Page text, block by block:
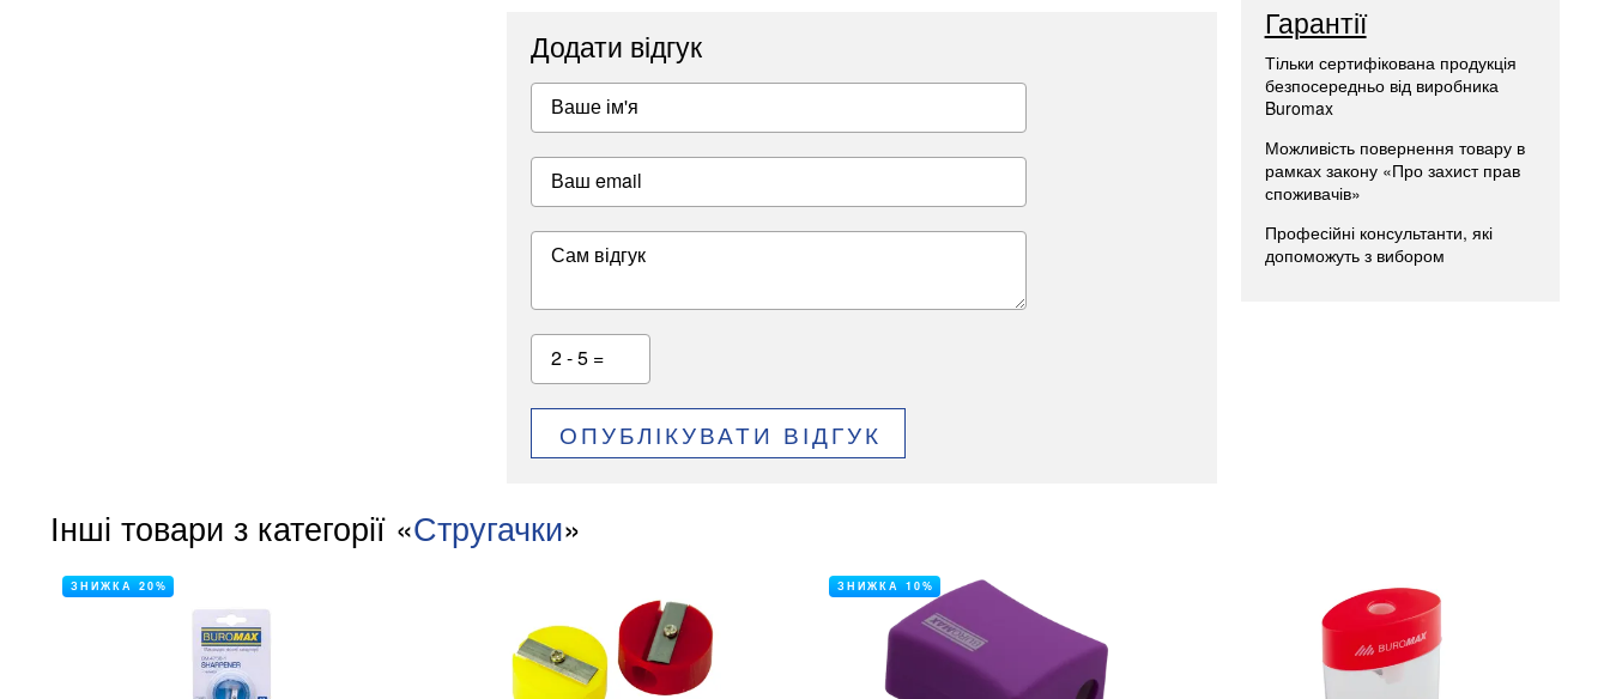
Додати відгук
Ваше ім'я
Ваш email
Сам відгук
2 - 5 =
ОПУБЛІКУВАТИ ВІДГУК
Гарантії
Тільки сертифікована продукція
безпосередньо від виробника
Buromax
Можливість повернення товару в
рамках закону «Про захист прав
споживачів»
Професійні консультанти, які
допоможуть з вибором
Інші товари з категорії «Стругачки»
ЗНИЖКА 20% ЗНИЖКА 10%